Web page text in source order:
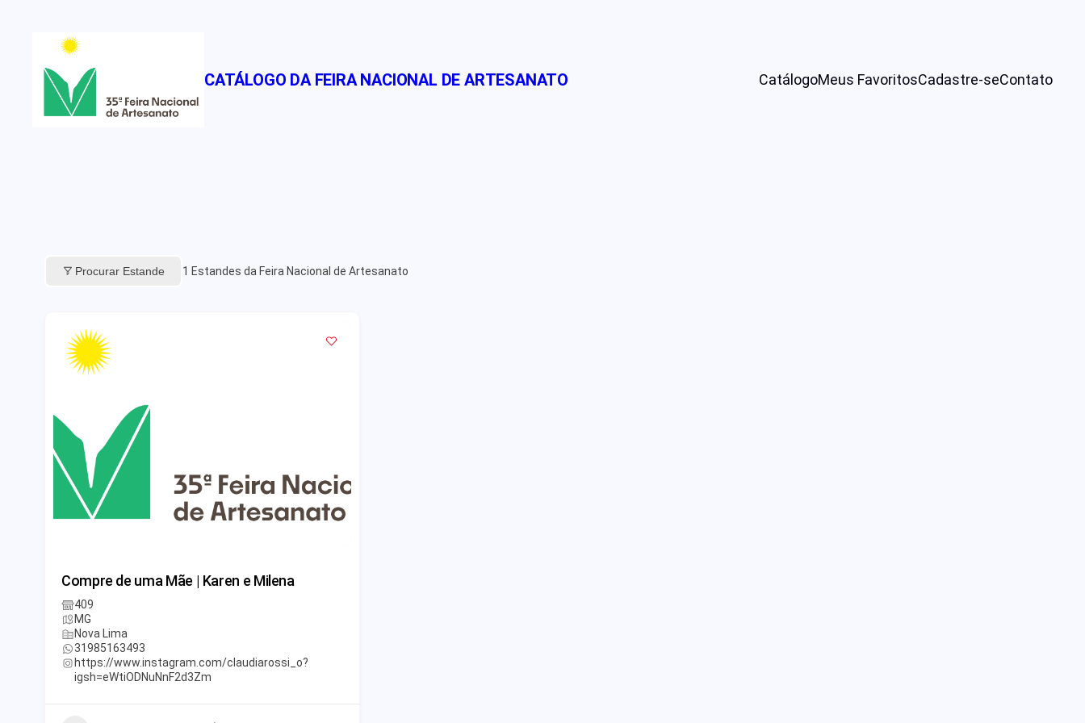
conteúdo
CATÁLOGO DA FEIRA NACIONAL DE ARTESANATO CatálogoMeus FavoritosCadastre-seContato
Procurar Estande 1 Estandes da Feira Nacional de Artesanato
Compre de uma Mãe | Karen e Milena
409
MG
Nova Lima
31985163493
https://www.instagram.com/claudiarossi_o?
igsh=eWtiODNuNnF2d3Zm